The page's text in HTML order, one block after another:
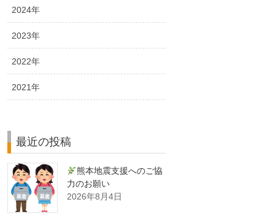
2024年
2023年
2022年
2021年
最近の投稿
熊本地震支援へのご協
力のお願い
2026年8月4日